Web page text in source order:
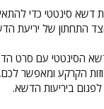
דשא סינטטי כדי
התחתון של יריעת
הדשא הסינטטי עם סרט
הקרקע ומאפשר
ביריעות הדשא.